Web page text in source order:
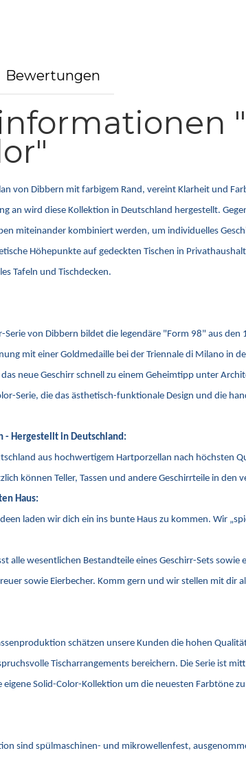
Bewertungen
von Dibbern mit farbigem Rand, vereint Klarheit und
an wird diese Kollektion in Deutschland hergestellt.
miteinander kombiniert werden, um individuelles
Höhepunkte auf gedeckten Tischen in
Tafeln und Tischdecken.
Serie von Dibbern bildet die legendäre "Form 98" aus
mit einer Goldmedaille bei der Triennale di Milano in
neue Geschirr schnell zu einem Geheimtipp unter
Serie, die das ästhetisch-funktionale Design und die
- Hergestellt in Deutschland:
aus hochwertigem Hartporzellan nach höchsten
können Teller, Tassen und andere Geschirrteile in
Haus:
laden wir dich ein ins bunte Haus zu kommen. Wir
alle wesentlichen Bestandteile eines Geschirr-Sets
sowie Eierbecher. Komm gern und wir stellen mit dir
schätzen unsere Kunden die hohen
Tischarrangements bereichern. Die Serie ist
Solid-Color-Kollektion um die neuesten Farbtöne
sind spülmaschinen- und mikrowellenfest,